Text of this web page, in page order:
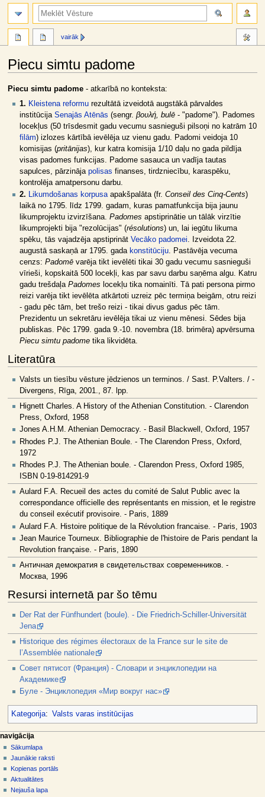
Piecu simtu padome
Jump
navigation
Jump
search
Piecu simtu padome- atkarībā no konteksta:
1. Kleistena reformu rezultātā izveidotā augstākā pārvaldes
institūcija Senajās Atēnās (sengr. βουλή, bulē - "padome"). Padomes
locekļus (50 trīsdesmit gadu vecumu sasnieguši pilsoņi no katrām 10
filām) izlozes kārtībā ievēlēja uz vienu gadu. Padomi veidoja 10
komisijas (pritānijas), kur katra komisija 1/10 daļu no gada pildīja
visas padomes funkcijas. Padome sasauca un vadīja tautas
sapulces, pārzināja polisas finanses, tirdzniecību, karaspēku,
kontrolēja amatpersonu darbu.
2. Likumdošanas korpusaapakšpalāta (fr. Conseil des Cinq-Cents)
laikā no 1795. līdz 1799. gadam, kuras pamatfunkcija bija jaunu
likumprojektu izvirzīšana. Padomes apstiprinātie un tālāk virzītie
likumprojekti bija "rezolūcijas" (résolutions) un, lai iegūtu likuma
spēku, tās vajadzēja apstiprināt Vecāko padomei. Izveidota 22.
augustā saskaņā ar 1795. gada konstitūciju. Pastāvēja vecuma
cenzs: Padomē varēja tikt ievēlēti tikai 30 gadu vecumu sasnieguši
vīrieši, kopskaitā 500 locekļi, kas par savu darbu saņēma algu. Katru
gadu trešdaļa Padomes locekļu tika nomainīti. Tā pati persona pirmo
reizi varēja tikt ievēlēta atkārtoti uzreiz pēc termiņa beigām, otru reizi
- gadu pēc tām, bet trešo reizi - tikai divus gadus pēc tām.
Prezidentu un sekretāru ievēlēja tikai uz vienu mēnesi. Sēdes bija
publiskas. Pēc 1799. gada 9.-10. novembra (18. brimēra) apvērsuma
Piecu simtu padome tika likvidēta.
Literatūra
Valsts un tiesību vēsture jēdzienos un terminos. / Sast. P.Valters. / -
Divergens, Rīga, 2001., 87. lpp.
Hignett Charles. A History of the Athenian Constitution. - Clarendon
Press, Oxford, 1958
Jones A.H.M. Athenian Democracy. - Basil Blackwell, Oxford, 1957
Rhodes P.J. The Athenian Boule. - The Clarendon Press, Oxford,
1972
Rhodes P.J. The Athenian boule. - Clarendon Press, Oxford 1985,
ISBN 0-19-814291-9
Aulard F.A. Recueil des actes du comité de Salut Public avec la
correspondance officielle des représentants en mission, et le registre
du conseil exécutif provisoire. - Paris, 1889
Aulard F.A. Histoire politique de la Révolution francaise. - Paris, 1903
Jean Maurice Tourneux. Bibliographie de l'histoire de Paris pendant la
Revolution française. - Paris, 1890
Античная демократия в свидетельствах современников. -
Москва, 1996
Resursi internetā par šo tēmu
Der Rat der Fünfhundert (boule). - Die Friedrich-Schiller-Universität
Jena
Historique des régimes électoraux de la France sur le site de
l’Assemblée nationale
Совет пятисот (Франция) - Словари и энциклопедии на
Академике
Буле - Энциклопедия «Мир вокруг нас»
Kategorija: Valsts varas institūcijas
N
a
v
g
lapas darbības
raksts
diskusija
skatīt
aplūkot
kodu
vairāk
dalībnieka rīki
pieslēgties
navigācija
Sākumlapa
Jaunākie raksti
Kopienas portāls
Aktualitātes
Nejauša lapa
meklēt